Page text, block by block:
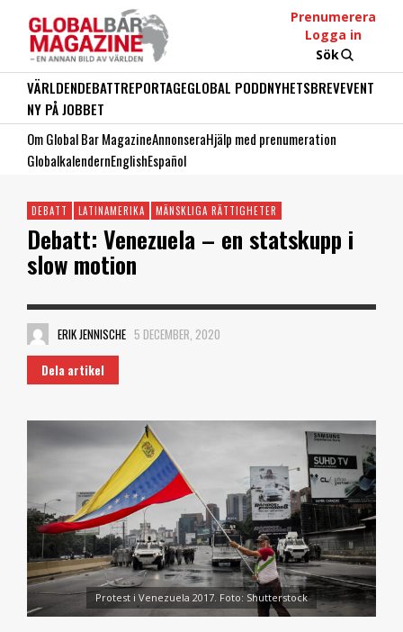
Prenumerera
Logga in
Sök
VÄRLDENDEBATTREPORTAGEGLOBAL PODDNYHETSBREVEVENT
NY PÅ JOBBET
Om Global Bar MagazineAnnonseraHjälp med prenumeration
GlobalkalendernEnglishEspañol
DEBATT LATINAMERIKA MÄNSKLIGA RÄTTIGHETER
Debatt: Venezuela – en statskupp i
slow motion
ERIK JENNISCHE 5 DECEMBER, 2020
Dela artikel
Protest i Venezuela 2017. Foto: Shutterstock